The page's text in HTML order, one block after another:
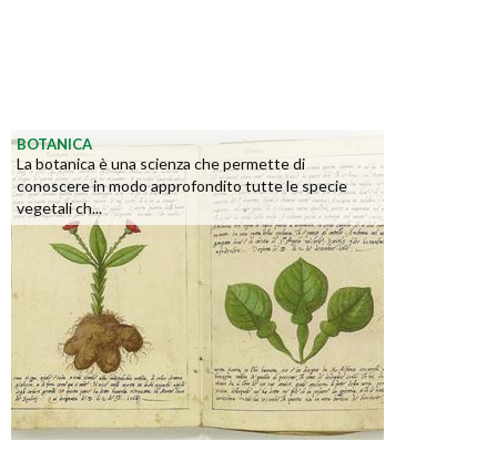
BOTANICA
La botanica è una scienza che permette di
conoscere in modo approfondito tutte le specie
vegetali ch...